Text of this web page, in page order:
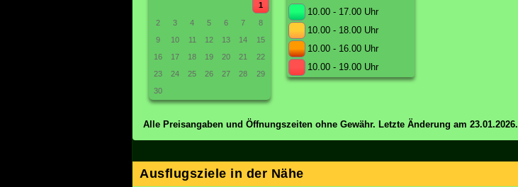
1
2 3 4 5 6 7
8
9
10 11 12 13 14
15
16
17 18 19 20 21
22
23
24 25 26 27 28
29
30
10.00 - 17.00 Uhr
10.00 - 18.00 Uhr
10.00 - 16.00 Uhr
10.00 - 19.00 Uhr
Alle Preisangaben und Öffnungszeiten ohne Gewähr. Letzte Änderung am 23.01.2026.
Ausflugsziele in der Nähe